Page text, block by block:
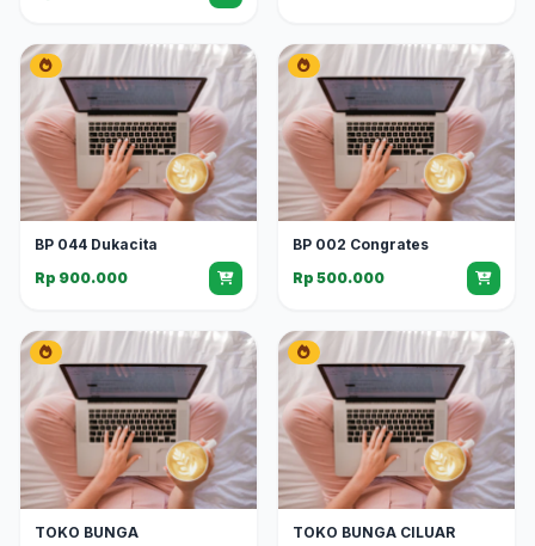
BP 044 Dukacita
Rp 900.000
BP 002 Congrates
Rp 500.000
TOKO BUNGA
TOKO BUNGA CILUAR